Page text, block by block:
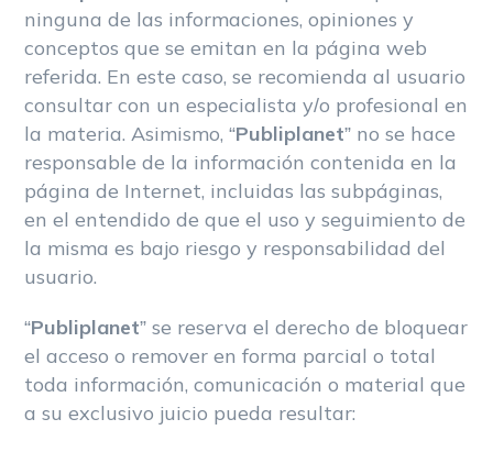
ninguna de las informaciones, opiniones y
conceptos que se emitan en la página web
referida. En este caso, se recomienda al usuario
consultar con un especialista y/o profesional en
la materia. Asimismo, “Publiplanet” no se hace
responsable de la información contenida en la
página de Internet, incluidas las subpáginas,
en el entendido de que el uso y seguimiento de
la misma es bajo riesgo y responsabilidad del
usuario.
“Publiplanet” se reserva el derecho de bloquear
el acceso o remover en forma parcial o total
toda información, comunicación o material que
a su exclusivo juicio pueda resultar: